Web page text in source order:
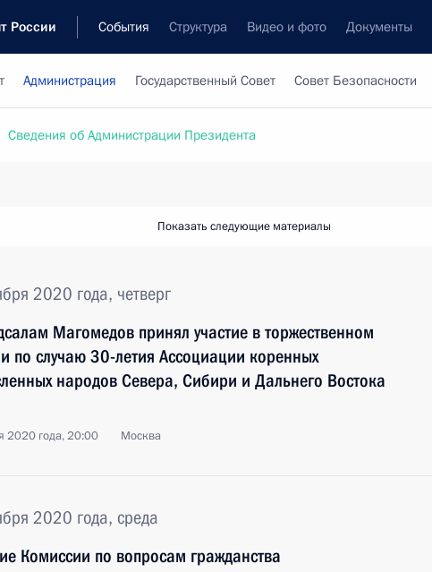
России События Структура Видео и фото Документы
Администрация Государственный Совет Совет Безопасности
Сведения об Администрации Президента
Показать следующие материалы
2020 года, четверг
Магомедов принял участие в торжественном
по случаю 30-летия Ассоциации коренных
народов Севера, Сибири и Дальнего Востока
2020 года, 20:00 Москва
2020 года, среда
Комиссии по вопросам гражданства